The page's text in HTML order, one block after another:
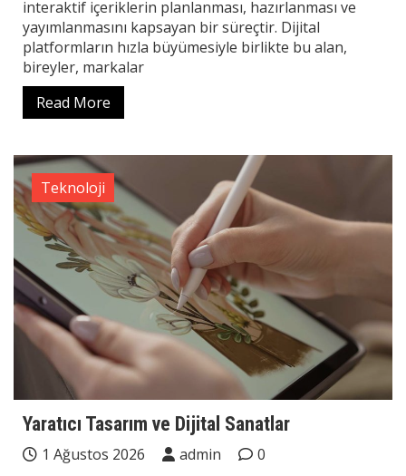
interaktif içeriklerin planlanması, hazırlanması ve
yayımlanmasını kapsayan bir süreçtir. Dijital
platformların hızla büyümesiyle birlikte bu alan,
bireyler, markalar
Read More
Teknoloji
Yaratıcı Tasarım ve Dijital Sanatlar
1 Ağustos 2026 admin
0